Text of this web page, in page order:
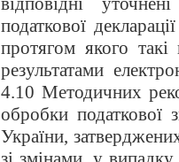
податкової
протягом якого
результатами
4.10 Методичних
обробки податкової
України,